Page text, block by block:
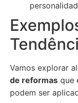
Vamos explorar
de reformas que
podem ser